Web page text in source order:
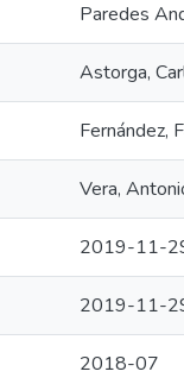
Paredes
Astorga,
Fernández,
Vera,
2019-11-
2019-11-
2018-07